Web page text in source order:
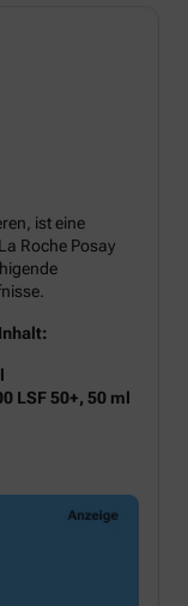
ist eine
Roche Posay
LSF 50+, 50 ml